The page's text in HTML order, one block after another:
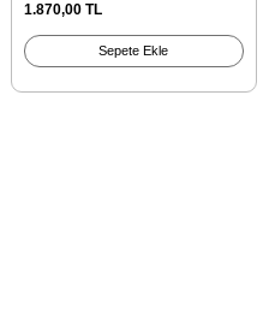
1.870,00 TL
Sepete Ekle